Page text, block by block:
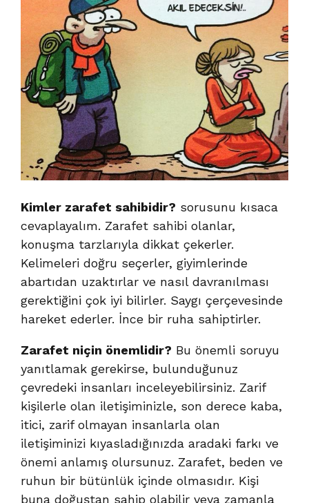
Kimler zarafet sahibidir? sorusunu kısaca
cevaplayalım. Zarafet sahibi olanlar,
konuşma tarzlarıyla dikkat çekerler.
Kelimeleri doğru seçerler, giyimlerinde
abartıdan uzaktırlar ve nasıl davranılması
gerektiğini çok iyi bilirler. Saygı çerçevesinde
hareket ederler. İnce bir ruha sahiptirler.
Zarafet niçin önemlidir? Bu önemli soruyu
yanıtlamak gerekirse, bulunduğunuz
çevredeki insanları inceleyebilirsiniz. Zarif
kişilerle olan iletişiminizle, son derece kaba,
itici, zarif olmayan insanlarla olan
iletişiminizi kıyasladığınızda aradaki farkı ve
önemi anlamış olursunuz. Zarafet, beden ve
ruhun bir bütünlük içinde olmasıdır. Kişi
buna doğuştan sahip olabilir veya zamanla